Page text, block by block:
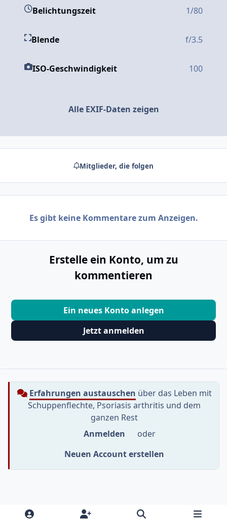
Belichtungszeit 1/80
Blende f/3.5
ISO-Geschwindigkeit 100
Alle EXIF-Daten zeigen
Mitglieder, die folgen
Es gibt keine Kommentare zum Anzeigen.
Erstelle ein Konto, um zu
kommentieren
Ein neues Konto anlegen
Jetzt anmelden
Erfahrungen austauschen über das Leben mit
Schuppenflechte, Psoriasis arthritis und dem
ganzen Rest
Anmelden
oder
Neuen Account erstellen